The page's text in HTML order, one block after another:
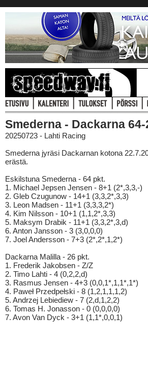
Smederna - Dackarna 64-
20250723 - Lahti Racing
Smederna jyräsi Dackarnan kotona
erästä.
Eskilstuna Smederna - 64 pkt.
1. Michael Jepsen Jensen - 8+1 (2*,3,3,-)
2. Gleb Czugunow - 14+1 (3,3,2*,3,3)
3. Leon Madsen - 11+1 (3,3,3,2*)
4. Kim Nilsson - 10+1 (1,1,2*,3,3)
5. Maksym Drabik - 11+1 (3,3,2*,3,d)
6. Anton Jansson - 3 (3,0,0,0)
7. Joel Andersson - 7+3 (2*,2*,1,2*)
Dackarna Malilla - 26 pkt.
1. Frederik Jakobsen - Z/Z
2. Timo Lahti - 4 (0,2,2,d)
3. Rasmus Jensen - 4+3 (0,0,1*,1,1*,1*)
4. Paweł Przedpełski - 8 (1,2,1,1,1,2)
5. Andrzej Lebiediew - 7 (2,d,1,2,2)
6. Tomas H. Jonasson - 0 (0,0,0,0)
7. Avon Van Dyck - 3+1 (1,1*,0,0,1)